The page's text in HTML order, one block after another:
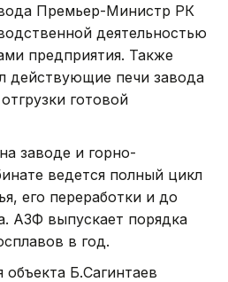
Премьер-Министр РК
деятельностью
предприятия. Также
действующие печи завода
готовой
заводе и горно-
ведется полный цикл
его переработки и до
АЗФ выпускает порядка
в год.
Б.Сагинтаев